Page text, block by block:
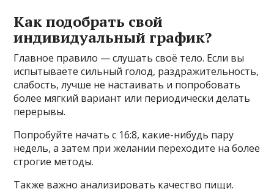
Как подобрать свой
индивидуальный график?
Главное правило — слушать своё тело. Если вы
испытываете сильный голод, раздражительность,
слабость, лучше не настаивать и попробовать
более мягкий вариант или периодически делать
перерывы.
Попробуйте начать с 16:8, какие-нибудь пару
недель, а затем при желании переходите на более
строгие методы.
Также важно анализировать качество пищи.